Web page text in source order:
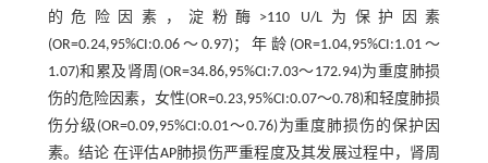
的危险因素，淀粉酶>110 U/L为保护因素
(OR=0.24,95%CI:0.06～0.97)；年龄(OR=1.04,95%CI:1.01～
1.07)和累及肾周(OR=34.86,95%CI:7.03～172.94)为重度肺损
伤的危险因素，女性(OR=0.23,95%CI:0.07～0.78)和轻度肺损
伤分级(OR=0.09,95%CI:0.01～0.76)为重度肺损伤的保护因
素。结论 在评估AP肺损伤严重程度及其发展过程中，肾周